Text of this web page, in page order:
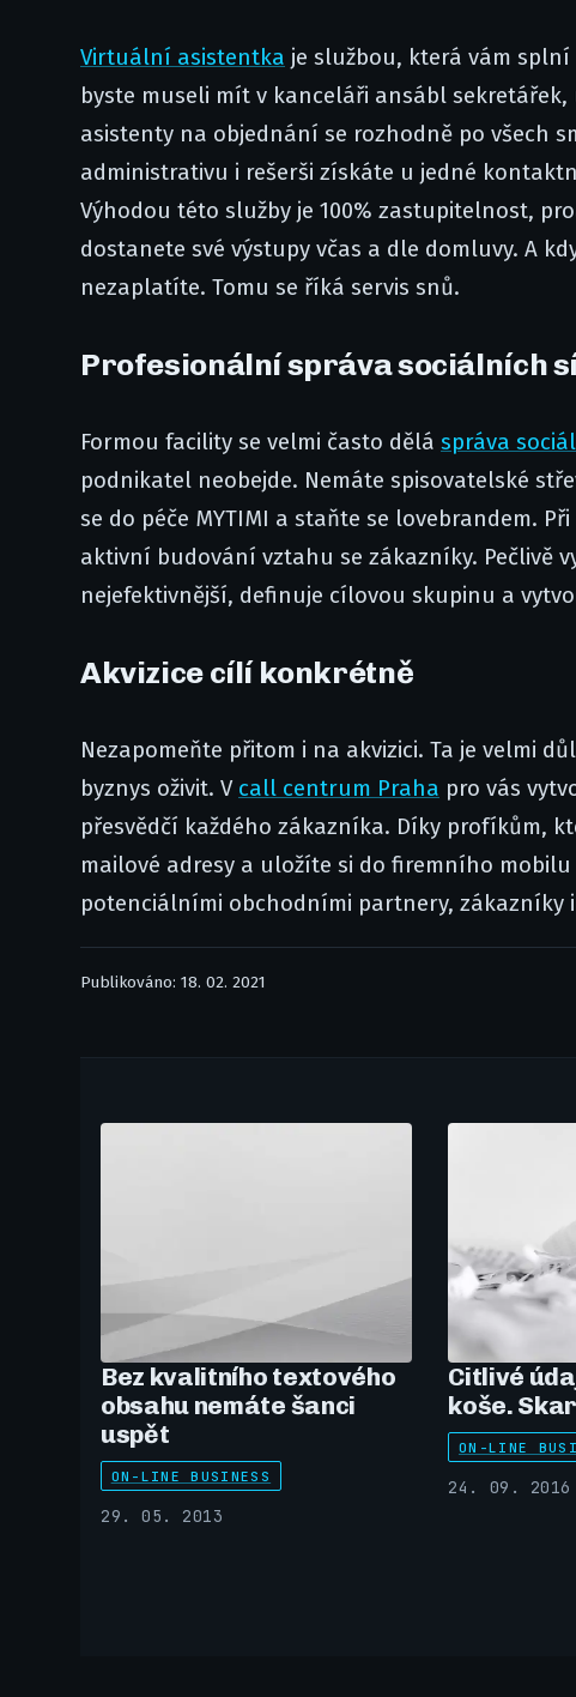
Virtuální asistentka je službou, která vám
byste museli mít v kanceláři ansábl
asistenty na objednání se rozhodně po všech
administrativu i rešerši získáte u jedné
Výhodou této služby je 100% zastupitelnost,
dostanete své výstupy včas a dle domluvy. A
nezaplatíte. Tomu se říká servis snů.
​Profesionální správa sociálních
Formou facility se velmi často dělá správa
podnikatel neobejde. Nemáte spisovatelské
se do péče MYTIMI a staňte se lovebrandem.
aktivní budování vztahu se zákazníky. Pečlivě
nejefektivnější, definuje cílovou skupinu a
​Akvizice cílí konkrétně
Nezapomeňte přitom i na akvizici. Ta je velmi
byznys oživit. V call centrum Praha pro vás
přesvědčí každého zákazníka. Díky profíkům,
mailové adresy a uložíte si do firemního
potenciálními obchodními partnery, zákazníky
Publikováno: 18. 02. 2021
Bez kvalitního textového
obsahu nemáte šanci
uspět
ON-LINE BUSINESS
29. 05. 2013
Citlivé
koše.
ON-LINE
24. 09. 2016